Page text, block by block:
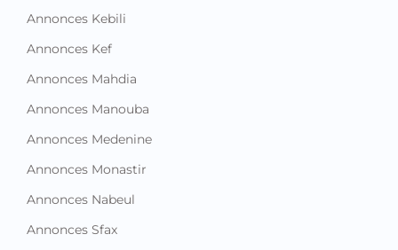
Annonces Kebili
Annonces Kef
Annonces Mahdia
Annonces Manouba
Annonces Medenine
Annonces Monastir
Annonces Nabeul
Annonces Sfax